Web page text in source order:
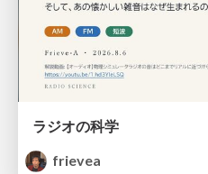
ラジオの科学
frievea